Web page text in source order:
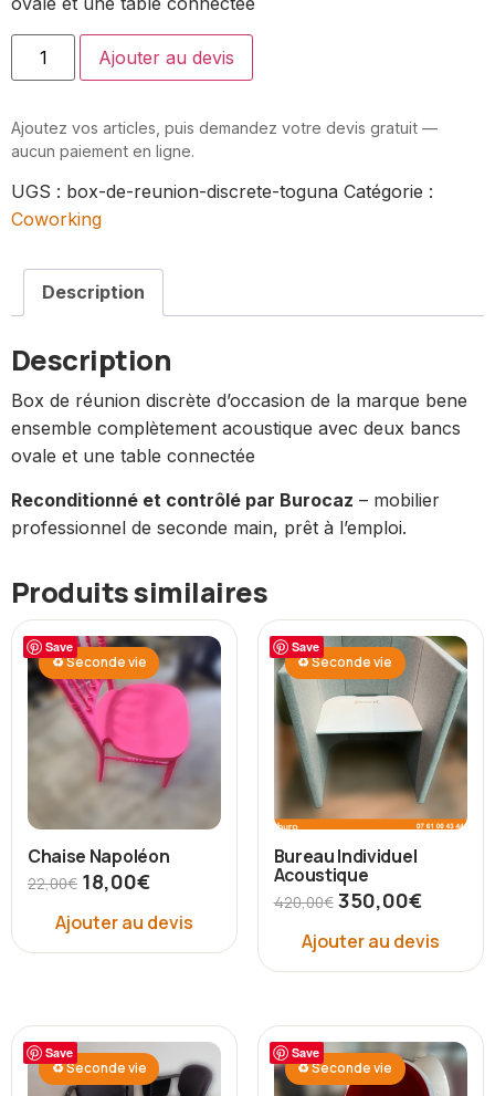
Ajouter au devis
Ajoutez vos articles, puis demandez votre devis gratuit —
aucun paiement en ligne.
UGS : box-de-reunion-discrete-toguna Catégorie :
Coworking
Description
Description
Box de réunion discrète d’occasion de la marque bene
ensemble complètement acoustique avec deux bancs
ovale et une table connectée
Reconditionné et contrôlé par Burocaz – mobilier
professionnel de seconde main, prêt à l’emploi.
Produits similaires
Save
♻ Seconde vie
Chaise Napoléon
22,00€ 18,00€
Ajouter au devis
Save
♻ Seconde vie
Bureau Individuel
Acoustique
420,00€ 350,00€
Ajouter au devis
Save
♻ Seconde vie
Save
♻ Seconde vie